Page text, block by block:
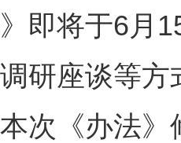
将于6月15
研座谈等
次《办法